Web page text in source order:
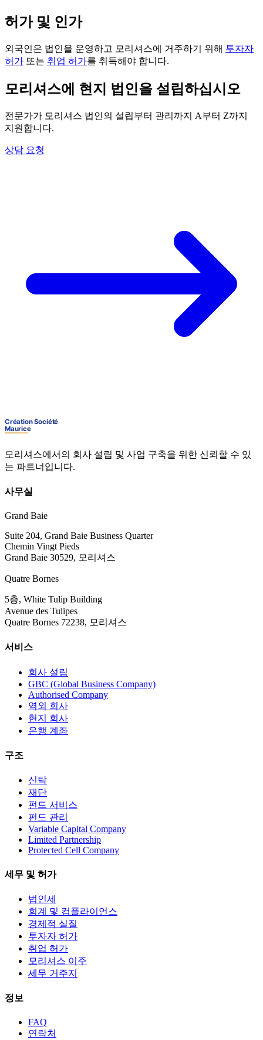
허가 및 인가
외국인은 법인을 운영하고 모리셔스에 거주하기 위해 투자자
허가 또는 취업 허가를 취득해야 합니다.
모리셔스에 현지 법인을 설립하십시오
전문가가 모리셔스 법인의 설립부터 관리까지 A부터 Z까지
지원합니다.
상담 요청
모리셔스에서의 회사 설립 및 사업 구축을 위한 신뢰할 수 있
는 파트너입니다.
사무실
Grand Baie
Suite 204, Grand Baie Business Quarter
Chemin Vingt Pieds
Grand Baie 30529, 모리셔스
Quatre Bornes
5층, White Tulip Building
Avenue des Tulipes
Quatre Bornes 72238, 모리셔스
서비스
회사 설립
GBC (Global Business Company)
Authorised Company
역외 회사
현지 회사
은행 계좌
구조
신탁
재단
펀드 서비스
펀드 관리
Variable Capital Company
Limited Partnership
Protected Cell Company
세무 및 허가
법인세
회계 및 컴플라이언스
경제적 실질
투자자 허가
취업 허가
모리셔스 이주
세무 거주지
정보
FAQ
연락처